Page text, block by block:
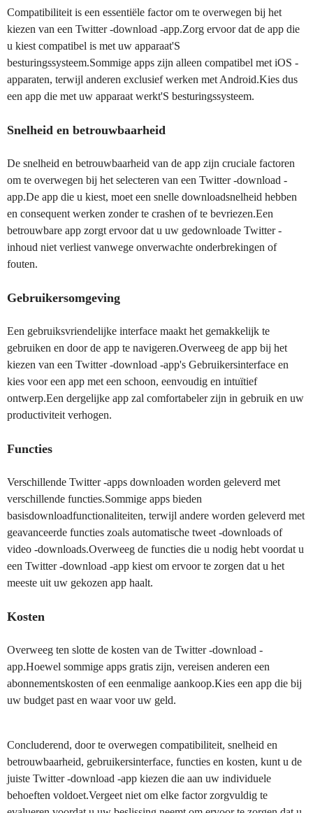
Compatibiliteit is een essentiële factor om te overwegen bij het
kiezen van een Twitter -download -app.Zorg ervoor dat de app die
u kiest compatibel is met uw apparaat'S
besturingssysteem.Sommige apps zijn alleen compatibel met iOS -
apparaten, terwijl anderen exclusief werken met Android.Kies dus
een app die met uw apparaat werkt'S besturingssysteem.
Snelheid en betrouwbaarheid
De snelheid en betrouwbaarheid van de app zijn cruciale factoren
om te overwegen bij het selecteren van een Twitter -download -
app.De app die u kiest, moet een snelle downloadsnelheid hebben
en consequent werken zonder te crashen of te bevriezen.Een
betrouwbare app zorgt ervoor dat u uw gedownloade Twitter -
inhoud niet verliest vanwege onverwachte onderbrekingen of
fouten.
Gebruikersomgeving
Een gebruiksvriendelijke interface maakt het gemakkelijk te
gebruiken en door de app te navigeren.Overweeg de app bij het
kiezen van een Twitter -download -app's Gebruikersinterface en
kies voor een app met een schoon, eenvoudig en intuïtief
ontwerp.Een dergelijke app zal comfortabeler zijn in gebruik en uw
productiviteit verhogen.
Functies
Verschillende Twitter -apps downloaden worden geleverd met
verschillende functies.Sommige apps bieden
basisdownloadfunctionaliteiten, terwijl andere worden geleverd met
geavanceerde functies zoals automatische tweet -downloads of
video -downloads.Overweeg de functies die u nodig hebt voordat u
een Twitter -download -app kiest om ervoor te zorgen dat u het
meeste uit uw gekozen app haalt.
Kosten
Overweeg ten slotte de kosten van de Twitter -download -
app.Hoewel sommige apps gratis zijn, vereisen anderen een
abonnementskosten of een eenmalige aankoop.Kies een app die bij
uw budget past en waar voor uw geld.
Concluderend, door te overwegen compatibiliteit, snelheid en
betrouwbaarheid, gebruikersinterface, functies en kosten, kunt u de
juiste Twitter -download -app kiezen die aan uw individuele
behoeften voldoet.Vergeet niet om elke factor zorgvuldig te